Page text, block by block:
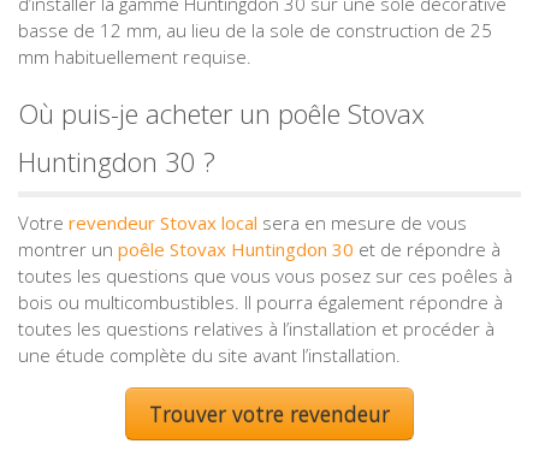
basse de 12 mm, au lieu de la sole de construction de 25
mm habituellement requise.
Où puis-je acheter un poêle Stovax
Huntingdon 30 ?
Votre revendeur Stovax local sera en mesure de vous
montrer un poêle Stovax Huntingdon 30 et de répondre à
toutes les questions que vous vous posez sur ces poêles à
bois ou multicombustibles. Il pourra également répondre à
toutes les questions relatives à l’installation et procéder à
une étude complète du site avant l’installation.
Trouver votre revendeur